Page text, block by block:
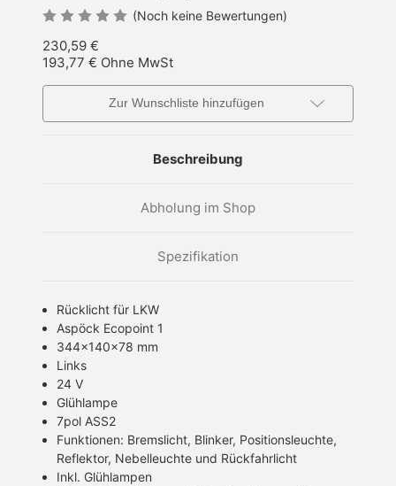
(Noch keine Bewertungen)
230,59 €
193,77 € Ohne MwSt
Zur Wunschliste hinzufügen
Beschreibung
Abholung im Shop
Spezifikation
Rücklicht für LKW
Aspöck Ecopoint 1
344x140x78 mm
Links
24 V
Glühlampe
7pol ASS2
Funktionen: Bremslicht, Blinker, Positionsleuchte,
Reflektor, Nebelleuchte und Rückfahrlicht
Inkl. Glühlampen